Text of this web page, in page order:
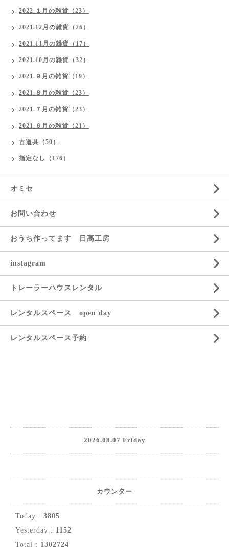
2022.１月の雑貨（23）
2021.12月の雑貨（26）
2021.11月の雑貨（17）
2021.10月の雑貨（32）
2021.９月の雑貨（19）
2021.８月の雑貨（23）
2021.７月の雑貨（23）
2021.６月の雑貨（21）
古道具（50）
指定なし（176）
オミセ
お問い合わせ
おうち作ってます 日高工房
instagram
トレーラーハウスレンタル
レンタルスペース open day
レンタルスペース予約
2026.08.07 Friday
カウンター
Today : 3805
Yesterday : 1152
Total : 1302724